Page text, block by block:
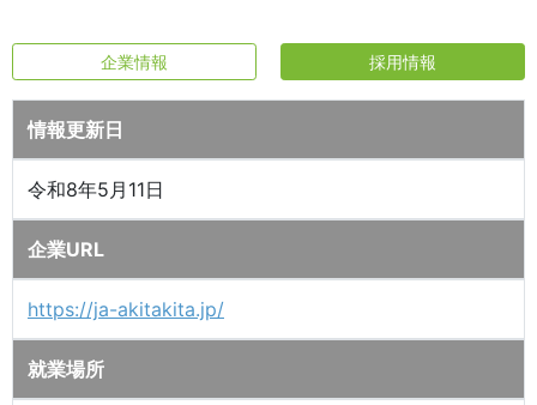
企業情報 採用情報
情報更新日
令和8年5月11日
企業URL
https://ja-akitakita.jp/
就業場所